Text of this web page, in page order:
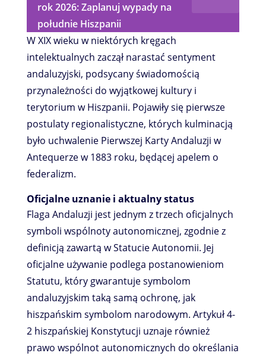
rok 2026: Zaplanuj wypady na
południe Hiszpanii
W XIX wieku w niektórych kręgach
intelektualnych zaczął narastać sentyment
andaluzyjski, podsycany świadomością
przynależności do wyjątkowej kultury i
terytorium w Hiszpanii. Pojawiły się pierwsze
postulaty regionalistyczne, których kulminacją
było uchwalenie Pierwszej Karty Andaluzji w
Antequerze w 1883 roku, będącej apelem o
federalizm.
Oficjalne uznanie i aktualny status
Flaga Andaluzji jest jednym z trzech oficjalnych
symboli wspólnoty autonomicznej, zgodnie z
definicją zawartą w Statucie Autonomii. Jej
oficjalne używanie podlega postanowieniom
Statutu, który gwarantuje symbolom
andaluzyjskim taką samą ochronę, jak
hiszpańskim symbolom narodowym. Artykuł 4-
2 hiszpańskiej Konstytucji uznaje również
prawo wspólnot autonomicznych do określania